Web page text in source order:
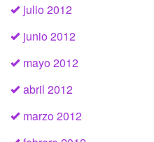
julio 2012
junio 2012
mayo 2012
abril 2012
marzo 2012